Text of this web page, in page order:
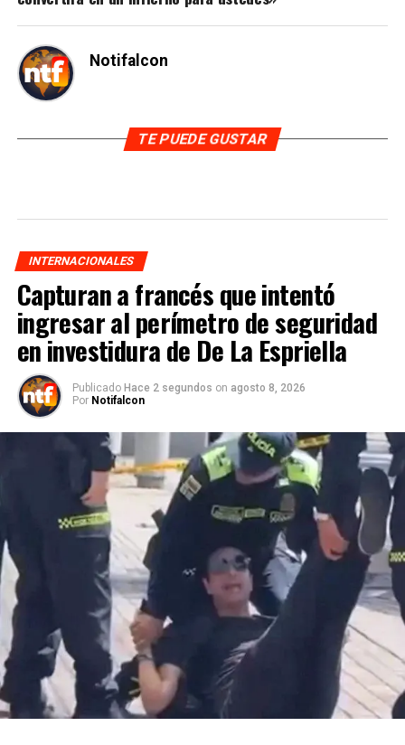
Notifalcon
TE PUEDE GUSTAR
INTERNACIONALES
Capturan a francés que intentó
ingresar al perímetro de seguridad
en investidura de De La Espriella
Publicado Hace 2 segundos on agosto 8, 2026
Por Notifalcon